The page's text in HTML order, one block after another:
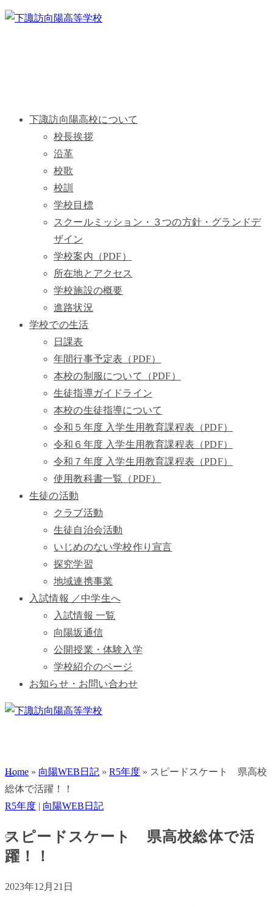
下諏訪向陽高校について
校長挨拶
沿革
校歌
校訓
学校目標
スクールミッション・３つの方針・グランドデ
ザイン
学校案内（PDF）
所在地とアクセス
学校施設の概要
進路状況
学校での生活
日課表
年間行事予定表（PDF）
本校の制服について（PDF）
生徒指導ガイドライン
本校の生徒指導について
令和５年度 入学生用教育課程表（PDF）
令和６年度 入学生用教育課程表（PDF）
令和７年度 入学生用教育課程表（PDF）
使用教科書一覧（PDF）
生徒の活動
クラブ活動
生徒自治会活動
いじめのない学校作り宣言
探究学習
地域連携事業
入試情報 ／中学生へ
入試情報 一覧
向陽坂通信
公開授業・体験入学
学校紹介のページ
お知らせ・お問い合わせ
Home » 向陽WEB日記 » R5年度 » スピードスケート 県高校
総体で活躍！！
R5年度 | 向陽WEB日記
スピードスケート 県高校総体で活
躍！！
2023年12月21日